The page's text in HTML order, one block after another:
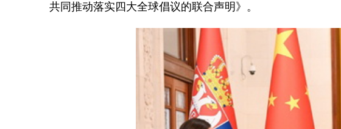
共同推动落实四大全球倡议的联合声明》。